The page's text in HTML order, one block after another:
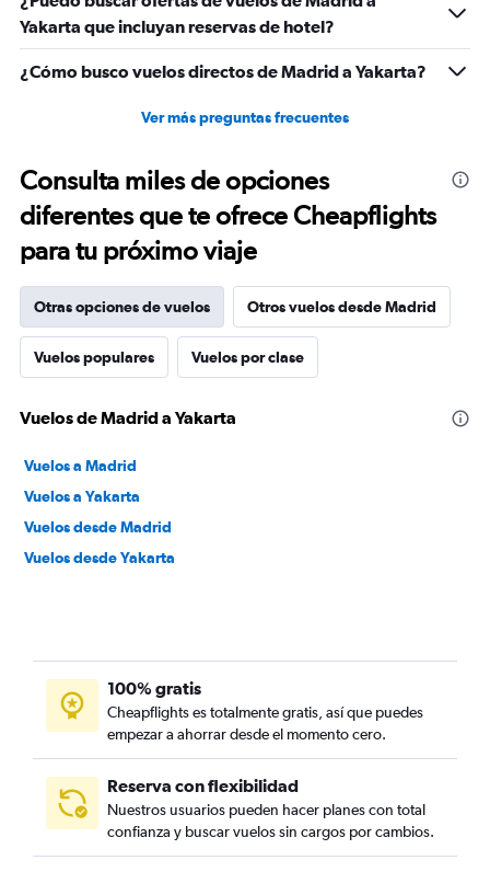
Yakarta que incluyan reservas de hotel?
¿Cómo busco vuelos directos de Madrid a Yakarta?
Ver más preguntas frecuentes
Consulta miles de opciones
diferentes que te ofrece Cheapflights
para tu próximo viaje
Otras opciones de vuelos Otros vuelos desde Madrid
Vuelos populares Vuelos por clase
Vuelos de Madrid a Yakarta
Vuelos a Madrid
Vuelos a Yakarta
Vuelos desde Madrid
Vuelos desde Yakarta
100% gratis
Cheapflights es totalmente gratis, así que puedes
empezar a ahorrar desde el momento cero.
Reserva con flexibilidad
Nuestros usuarios pueden hacer planes con total
confianza y buscar vuelos sin cargos por cambios.